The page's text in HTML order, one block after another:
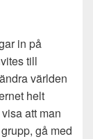
in på
till
världen
helt
att man
gå med